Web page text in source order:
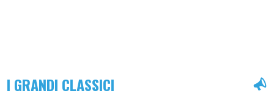
I GRANDI CLASSICI